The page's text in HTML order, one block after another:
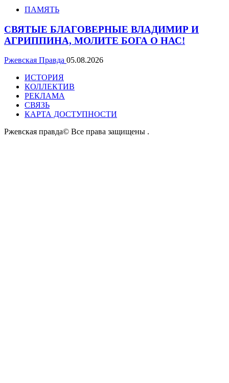
ПАМЯТЬ
СВЯТЫЕ БЛАГОВЕРНЫЕ ВЛАДИМИР И
АГРИППИНА, МОЛИТЕ БОГА О НАС!
Ржевская Правда 05.08.2026
ИСТОРИЯ
КОЛЛЕКТИВ
РЕКЛАМА
СВЯЗЬ
КАРТА ДОСТУПНОСТИ
Ржевская правда© Все права защищены .